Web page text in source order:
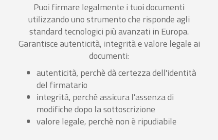
Puoi firmare legalmente i tuoi documenti
utilizzando uno strumento che risponde agli
standard tecnologici più avanzati in Europa.
Garantisce autenticità, integrità e valore legale ai
documenti:
autenticità, perchè dà certezza dell'identità
del firmatario
integrità, perchè assicura l'assenza di
modifiche dopo la sottoscrizione
valore legale, perchè non è ripudiabile